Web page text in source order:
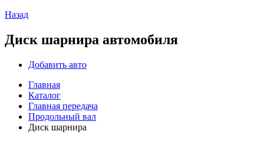
Назад
Диск шарнира автомобиля
Добавить авто
Главная
Каталог
Главная передача
Продольный вал
Диск шарнира